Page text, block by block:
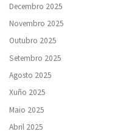
Decembro 2025
Novembro 2025
Outubro 2025
Setembro 2025
Agosto 2025
Xuño 2025
Maio 2025
Abril 2025